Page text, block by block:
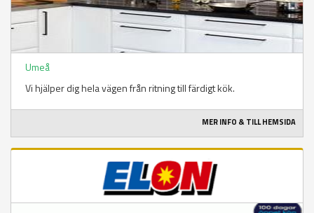
Umeå
Vi hjälper dig hela vägen från ritning till färdigt kök.
MER INFO & TILL HEMSIDA